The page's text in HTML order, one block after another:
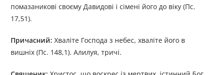
помазаникові своєму Давидові і сімені його до віку (Пс.
17,51).
Причасний: Хваліте Господа з небес, хваліте його в
вишніх (Пс. 148,1). Алилуя, тричі.